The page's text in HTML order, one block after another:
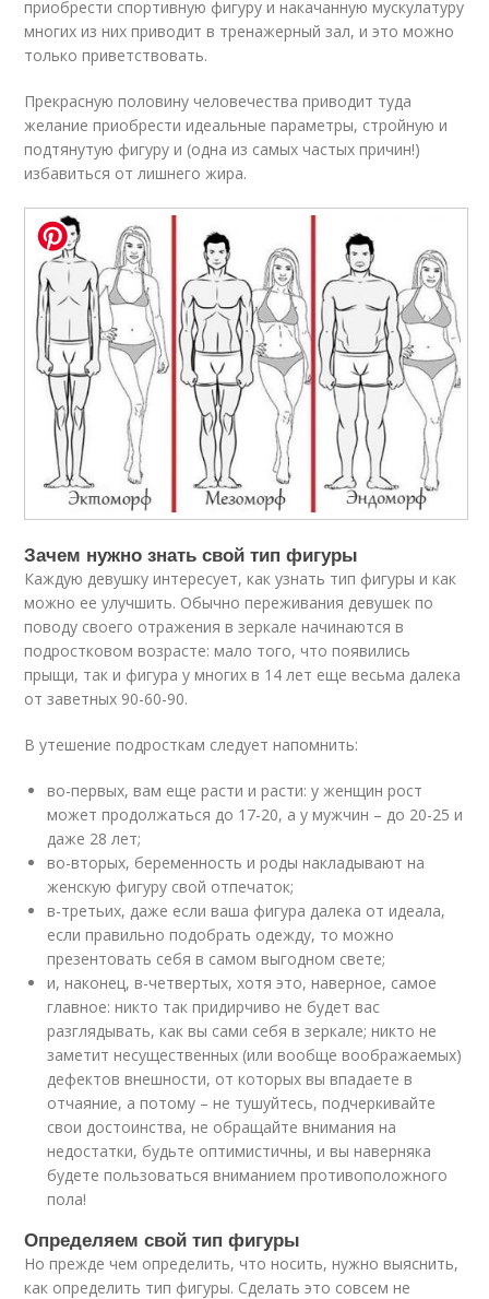
приобрести спортивную фигуру и накачанную мускулатуру
многих из них приводит в тренажерный зал, и это можно
только приветствовать.
Прекрасную половину человечества приводит туда
желание приобрести идеальные параметры, стройную и
подтянутую фигуру и (одна из самых частых причин!)
избавиться от лишнего жира.
Зачем нужно знать свой тип фигуры
Каждую девушку интересует, как узнать тип фигуры и как
можно ее улучшить. Обычно переживания девушек по
поводу своего отражения в зеркале начинаются в
подростковом возрасте: мало того, что появились
прыщи, так и фигура у многих в 14 лет еще весьма далека
от заветных 90-60-90.
В утешение подросткам следует напомнить:
во-первых, вам еще расти и расти: у женщин рост
может продолжаться до 17-20, а у мужчин – до 20-25 и
даже 28 лет;
во-вторых, беременность и роды накладывают на
женскую фигуру свой отпечаток;
в-третьих, даже если ваша фигура далека от идеала,
если правильно подобрать одежду, то можно
презентовать себя в самом выгодном свете;
и, наконец, в-четвертых, хотя это, наверное, самое
главное: никто так придирчиво не будет вас
разглядывать, как вы сами себя в зеркале; никто не
заметит несущественных (или вообще воображаемых)
дефектов внешности, от которых вы впадаете в
отчаяние, а потому – не тушуйтесь, подчеркивайте
свои достоинства, не обращайте внимания на
недостатки, будьте оптимистичны, и вы наверняка
будете пользоваться вниманием противоположного
пола!
Определяем свой тип фигуры
Но прежде чем определить, что носить, нужно выяснить,
как определить тип фигуры. Сделать это совсем не